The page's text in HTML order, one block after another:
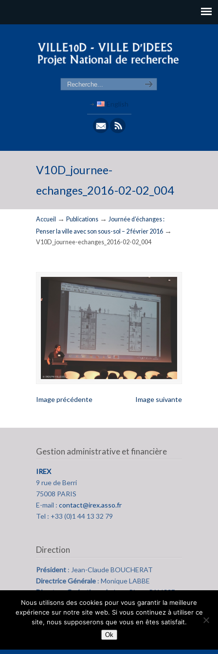
English
V10D_journee-
echanges_2016-02-02_004
Accueil → Publications → Journée d’échanges :
Penser la ville avec son sous-sol – 2 février 2016 →
V10D_journee-echanges_2016-02-02_004
Image précédente Image suivante
Gestion administrative et financière
IREX
9 rue de Berri
75008 PARIS
E-mail : contact@irex.asso.fr
Tel : +33 (0)1 44 13 32 79
Direction
Président : Jean-Claude BOUCHERAT
Directrice Générale : Monique LABBE
Directeur Opérationnel: Jean-Pierre PALISSE
Nous utilisons des cookies pour vous garantir la meilleure
expérience sur notre site web. Si vous continuez à utiliser ce
site, nous supposerons que vous en êtes satisfait.
Ok